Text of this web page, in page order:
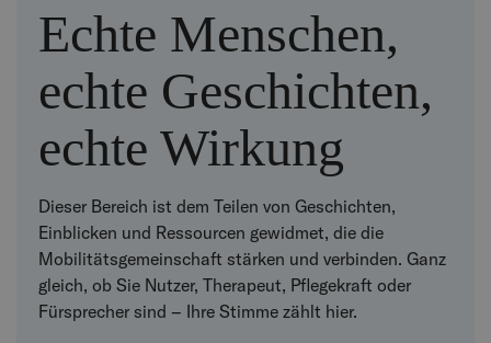
Echte Menschen,
echte Geschichten,
echte Wirkung
Dieser Bereich ist dem Teilen von Geschichten,
Einblicken und Ressourcen gewidmet, die die
Mobilitätsgemeinschaft stärken und verbinden. Ganz
gleich, ob Sie Nutzer, Therapeut, Pflegekraft oder
Fürsprecher sind – Ihre Stimme zählt hier.